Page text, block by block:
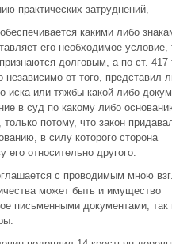
практических затруднений,
какими либо
его необходимое условие,
долговым, а по ст.
от того, представил
иска или тяжбы какой либо
в суд по какому либо
потому, что закон
в силу которого сторона
относительно другого.
с проводимым мною
может быть и имущество
письменными документами, так